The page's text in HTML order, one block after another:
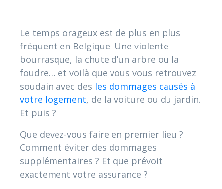
Le temps orageux est de plus en plus
fréquent en Belgique. Une violente
bourrasque, la chute d’un arbre ou la
foudre… et voilà que vous vous retrouvez
soudain avec des les dommages causés à
votre logement, de la voiture ou du jardin.
Et puis ?
Que devez-vous faire en premier lieu ?
Comment éviter des dommages
supplémentaires ? Et que prévoit
exactement votre assurance ?